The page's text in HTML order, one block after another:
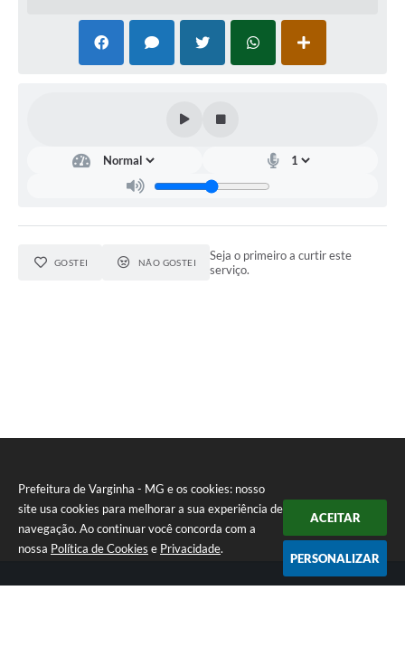
Prefeitura de Varginha - MG e os cookies: nosso
site usa cookies para melhorar a sua experiência de
navegação. Ao continuar você concorda com a
nossa Política de Cookies e Privacidade.
ACEITAR
PERSONALIZAR
GOSTEI NÃO GOSTEI
Seja o primeiro a curtir este
serviço.